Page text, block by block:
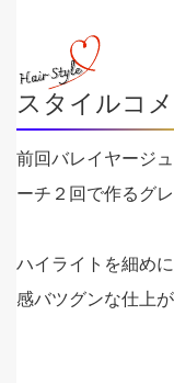
スタイルコ
前回バレイヤージ
ーチ２回で作るグ
ハイライトを細め
感バツグンな仕上